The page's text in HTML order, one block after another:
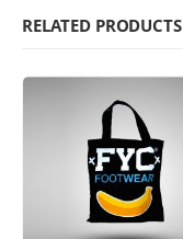
RELATED PRODUCTS